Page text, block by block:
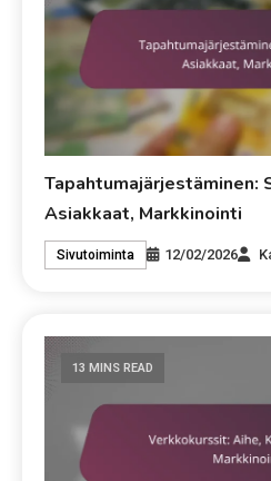
Tapahtumajärjestäminen:
Asiakkaat, Markkinointi
Sivutoiminta 12/02/2026
13 MINS READ